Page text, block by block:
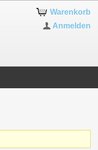
Warenkorb
Anmelden